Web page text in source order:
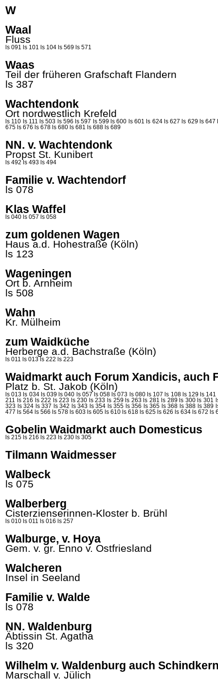
W
Waal
Fluss
ls 091 ls 101 ls 104 ls 569 ls 571
Waas
Teil der früheren Grafschaft Flandern
ls 387
Wachtendonk
Ort nordwestlich Krefeld
ls 110 ls 111 ls 503 ls 596 ls 597 ls 599 ls 600 ls 601 ls 624 ls 627 ls 629 ls 647
675 ls 676 ls 678 ls 680 ls 681 ls 688 ls 689
NN. v. Wachtendonk
Propst St. Kunibert
ls 492 ls 493 ls 494
Familie v. Wachtendorf
ls 078
Klas Waffel
ls 040 ls 057 ls 058
zum goldenen Wagen
Haus a.d. Hohestraße (Köln)
ls 123
Wageningen
Ort b. Arnheim
ls 508
Wahn
Kr. Mülheim
zum Waidküche
Herberge a.d. Bachstraße (Köln)
ls 011 ls 013 ls 222 ls 223
Waidmarkt auch Forum Xandicis, auch
Platz b. St. Jakob (Köln)
ls 013 ls 034 ls 039 ls 040 ls 057 ls 058 ls 073 ls 080 ls 107 ls 108 ls 129 ls 141
211 ls 216 ls 222 ls 223 ls 230 ls 233 ls 259 ls 263 ls 281 ls 289 ls 300 ls 301
323 ls 324 ls 337 ls 342 ls 343 ls 354 ls 355 ls 356 ls 365 ls 368 ls 388 ls 389
477 ls 564 ls 566 ls 578 ls 603 ls 605 ls 610 ls 618 ls 625 ls 626 ls 634 ls 672 ls
Gobelin Waidmarkt auch Domesticus
ls 215 ls 216 ls 223 ls 230 ls 305
Tilmann Waidmesser
Walbeck
ls 075
Walberberg
Cisterzienserinnen-Kloster b. Brühl
ls 010 ls 011 ls 016 ls 257
Walburge, v. Hoya
Gem. v. gr.Enno v. Ostfriesland
Walcheren
Insel in Seeland
Familie v. Walde
ls 078
NN. Waldenburg
Äbtissin St. Agatha
ls 320
Wilhelm v. Waldenburg auch
Marschall v. Jülich